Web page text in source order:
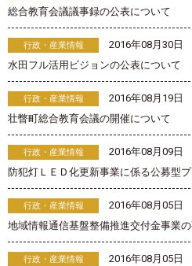
総合教育会議議事録の公表について
行政・産業情報
2016年08月30日
水田フル活用ビジョンの公表について
行政・産業情報
2016年08月19日
壮瞥町総合教育会議の開催について
行政・産業情報
2016年08月09日
防犯灯ＬＥＤ化更新事業に係る公募型
行政・産業情報
2016年08月05日
地域情報通信基盤整備推進交付金事業
行政・産業情報
2016年08月05日